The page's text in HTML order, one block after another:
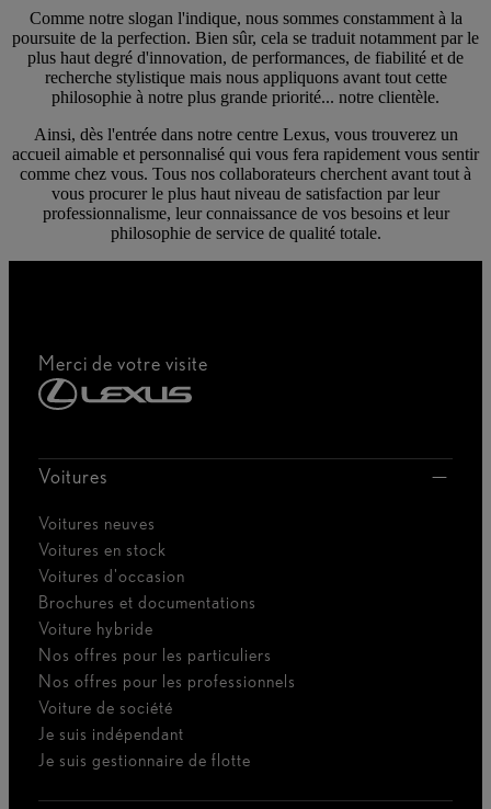
Comme notre slogan l'indique, nous sommes constamment à la
poursuite de la perfection. Bien sûr, cela se traduit notamment par le
plus haut degré d'innovation, de performances, de fiabilité et de
recherche stylistique mais nous appliquons avant tout cette
philosophie à notre plus grande priorité... notre clientèle.
Ainsi, dès l'entrée dans notre centre Lexus, vous trouverez un
accueil aimable et personnalisé qui vous fera rapidement vous sentir
comme chez vous. Tous nos collaborateurs cherchent avant tout à
vous procurer le plus haut niveau de satisfaction par leur
professionnalisme, leur connaissance de vos besoins et leur
philosophie de service de qualité totale.
Merci de votre visite
Voitures
Voitures neuves
Voitures en stock
Voitures d'occasion
Brochures et documentations
Voiture hybride
Nos offres pour les particuliers
Nos offres pour les professionnels
Voiture de société
Je suis indépendant
Je suis gestionnaire de flotte